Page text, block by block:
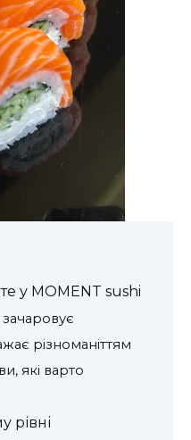
у MOMENT sushi
зачаровує
різноманіттям
які варто
рівні